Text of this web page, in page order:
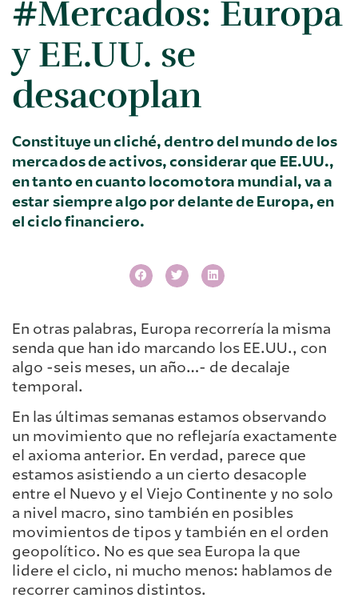
#Mercados: Europa
y EE.UU. se
desacoplan
Constituye un cliché, dentro del mundo de los
mercados de activos, considerar que EE.UU.,
en tanto en cuanto locomotora mundial, va a
estar siempre algo por delante de Europa, en
el ciclo financiero.
En otras palabras, Europa recorrería la misma
senda que han ido marcando los EE.UU., con
algo -seis meses, un año…- de decalaje
temporal.
En las últimas semanas estamos observando
un movimiento que no reflejaría exactamente
el axioma anterior. En verdad, parece que
estamos asistiendo a un cierto desacople
entre el Nuevo y el Viejo Continente y no solo
a nivel macro, sino también en posibles
movimientos de tipos y también en el orden
geopolítico. No es que sea Europa la que
lidere el ciclo, ni mucho menos: hablamos de
recorrer caminos distintos.